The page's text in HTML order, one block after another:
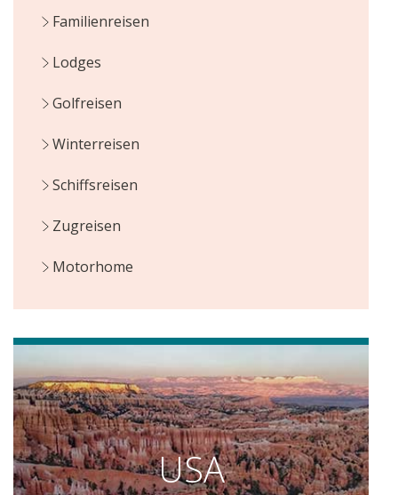
Familienreisen
Lodges
Golfreisen
Winterreisen
Schiffsreisen
Zugreisen
Motorhome
USA